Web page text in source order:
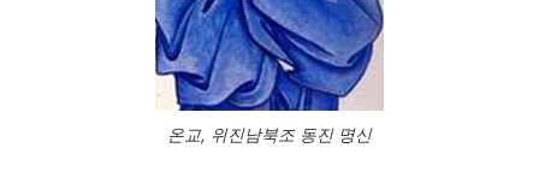
온교, 위진남북조 동진 명신